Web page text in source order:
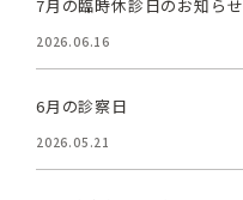
7月の臨時休診日のお知らせ
2026.06.16
6月の診察日
2026.05.21